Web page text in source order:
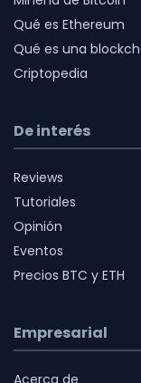
Qué es Ethereum
Qué es una
Criptopedia
De interés
Reviews
Tutoriales
Opinión
Eventos
Precios BTC y ETH
Empresarial